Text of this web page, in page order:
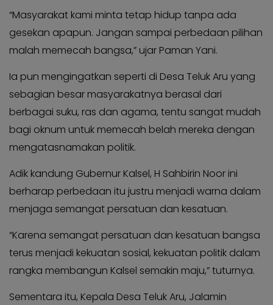
DPP
Pojok
Kagol
Kabar
DPP
Pojok
Kagol
KADER
“Masyarakat kami minta tetap hidup tanpa ada
gesekan apapun. Jangan sampai perbedaan pilihan
malah memecah bangsa,” ujar Paman Yani.
Ia pun mengingatkan seperti di Desa Teluk Aru yang
sebagian besar masyarakatnya berasal dari
berbagai suku, ras dan agama, tentu sangat mudah
bagi oknum untuk memecah belah mereka dengan
mengatasnamakan politik.
Adik kandung Gubernur Kalsel, H Sahbirin Noor ini
berharap perbedaan itu justru menjadi warna dalam
menjaga semangat persatuan dan kesatuan.
“Karena semangat persatuan dan kesatuan bangsa
terus menjadi kekuatan sosial, kekuatan politik dalam
rangka membangun Kalsel semakin maju,” tuturnya.
Sementara itu, Kepala Desa Teluk Aru, Jalamin